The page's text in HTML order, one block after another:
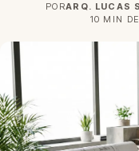
PORARQ. LUCAS
10 MIN